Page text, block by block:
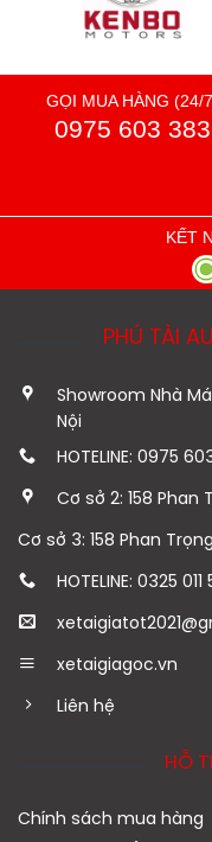
GỌI MUA HÀNG (24/
0975 603 383
KẾT
PHÚ TÀI
Showroom Nhà
Nội
HOTELINE: 0975
Cơ sở 2: 158 Phan
Cơ sở 3: 158 Phan
HOTELINE: 0325 011
xetaigiagoc.vn
Liên hệ
HỖ
Chính sách mua hàng